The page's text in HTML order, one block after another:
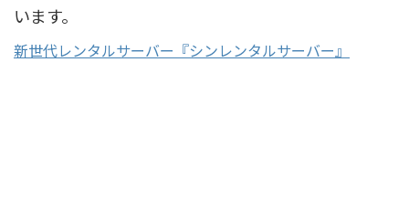
います。
新世代レンタルサーバー『シンレンタルサーバー』